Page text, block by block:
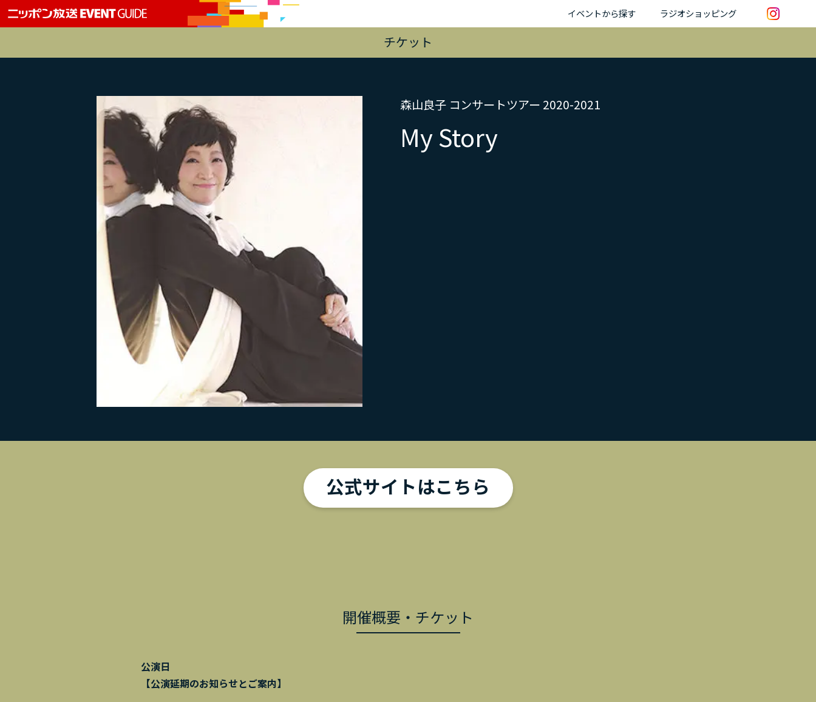
イベントから探す ラジオショッピング
チケット
森山良子 コンサートツアー 2020-2021
My Story
公式サイトはこちら
開催概要・チケット
公演日
【公演延期のお知らせとご案内】